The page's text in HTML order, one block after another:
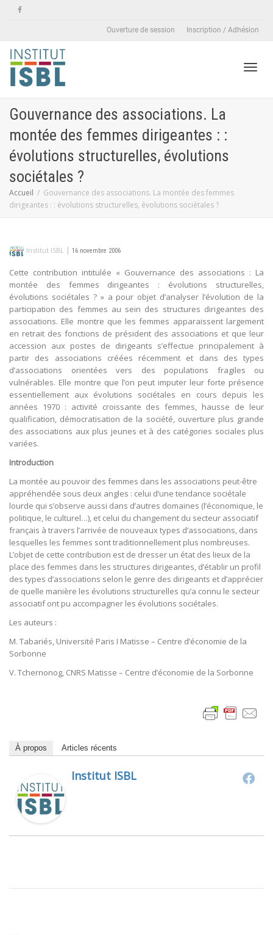
Ouverture de session Inscription / Adhésion
Gouvernance des associations. La
montée des femmes dirigeantes : :
évolutions structurelles, évolutions
sociétales ?
Accueil
Gouvernance des associations. La montée des femmes
dirigeantes : : évolutions structurelles, évolutions sociétales ?
Institut ISBL | 16 novembre 2006
Cette contribution intitulée « Gouvernance des associations : La
montée des femmes dirigeantes : évolutions structurelles,
évolutions sociétales ? » a pour objet d’analyser l’évolution de la
participation des femmes au sein des structures dirigeantes des
associations. Elle montre que les femmes apparaissent largement
en retrait des fonctions de président des associations et que leur
accession aux postes de dirigeants s’effectue principalement à
partir des associations créées récemment et dans des types
d’associations orientées vers des populations fragiles ou
vulnérables. Elle montre que l’on peut imputer leur forte présence
essentiellement aux évolutions sociétales en cours depuis les
années 1970 : activité croissante des femmes, hausse de leur
qualification, démocratisation de la société, ouverture plus grande
des associations aux plus jeunes et à des catégories sociales plus
variées.
Introduction
La montée au pouvoir des femmes dans les associations peut-être
appréhendée sous deux angles : celui d’une tendance sociétale
lourde qui s’observe aussi dans d’autres domaines (l’économique, le
politique, le culturel…), et celui du changement du secteur associatif
français à travers l’arrivée de nouveaux types d’associations, dans
lesquelles les femmes sont traditionnellement plus nombreuses.
L’objet de cette contribution est de dresser un état des lieux de la
place des femmes dans les structures dirigeantes, d’établir un profil
des types d’associations selon le genre des dirigeants et d’apprécier
de quelle manière les évolutions structurelles qu’a connu le secteur
associatif ont pu accompagner les évolutions sociétales.
Les auteurs :
M. Tabariés, Université Paris I Matisse – Centre d’économie de la
Sorbonne
V. Tchernonog, CNRS Matisse – Centre d’économie de la Sorbonne
À propos Articles récents
Institut ISBL